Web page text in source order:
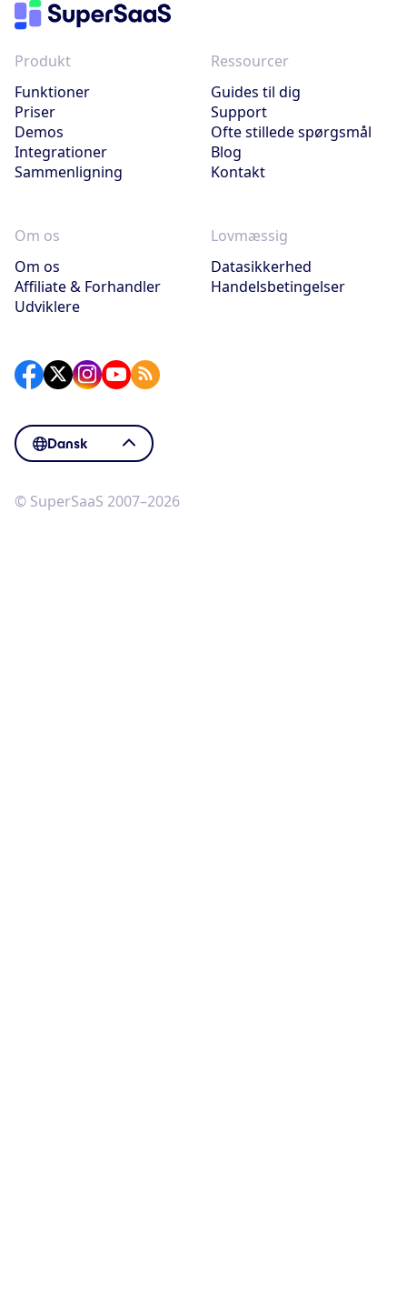
Produkt
Funktioner
Priser
Demos
Integrationer
Sammenligning
Ressourcer
Guides til dig
Support
Ofte stillede spørgsmål
Blog
Kontakt
Om os
Om os
Affiliate & Forhandler
Udviklere
Lovmæssig
Datasikkerhed
Handelsbetingelser
Dansk
© SuperSaaS 2007–2026